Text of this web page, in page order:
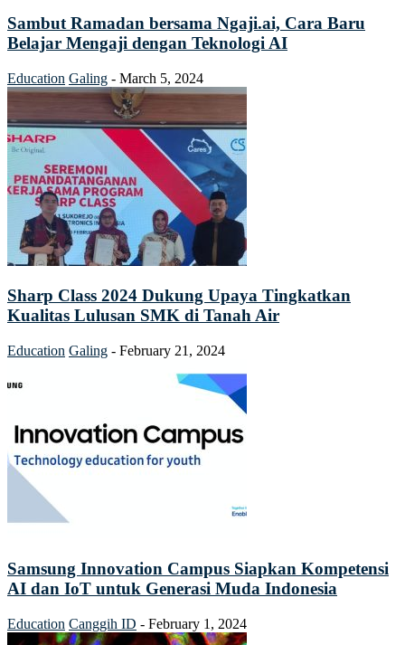
Sambut Ramadan bersama Ngaji.ai, Cara Baru
Belajar Mengaji dengan Teknologi AI
Education Galing - March 5, 2024
Sharp Class 2024 Dukung Upaya Tingkatkan
Kualitas Lulusan SMK di Tanah Air
Education Galing - February 21, 2024
Samsung Innovation Campus Siapkan Kompetensi
AI dan IoT untuk Generasi Muda Indonesia
Education Canggih ID - February 1, 2024